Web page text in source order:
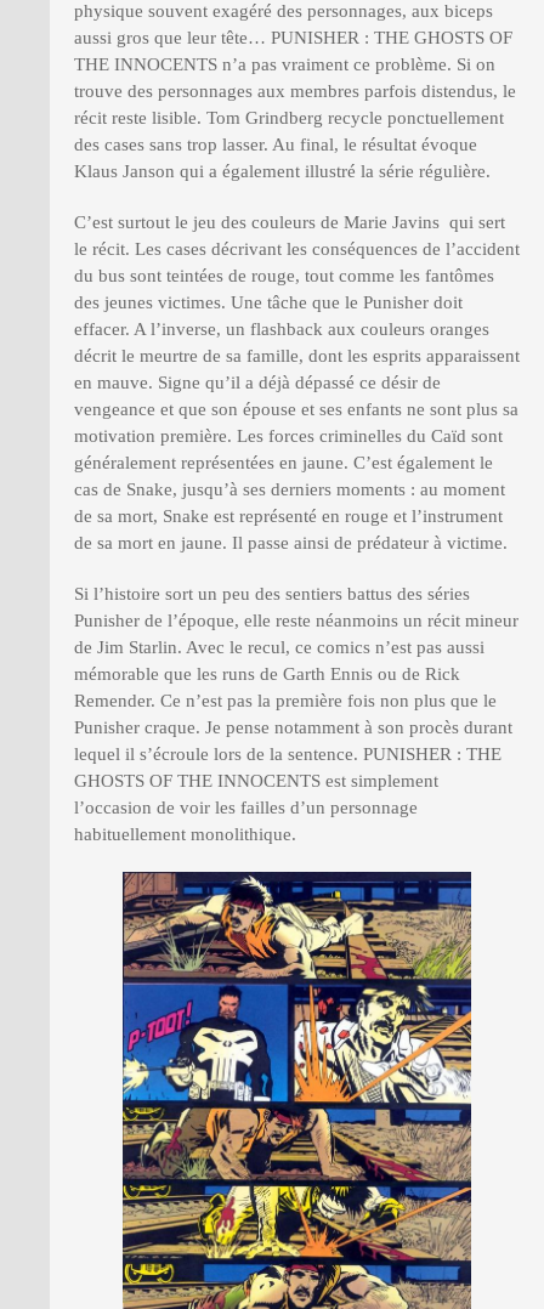
physique souvent exagéré des personnages, aux biceps
aussi gros que leur tête… PUNISHER : THE GHOSTS OF
THE INNOCENTS n’a pas vraiment ce problème. Si on
trouve des personnages aux membres parfois distendus, le
récit reste lisible. Tom Grindberg recycle ponctuellement
des cases sans trop lasser. Au final, le résultat évoque
Klaus Janson qui a également illustré la série régulière.
C’est surtout le jeu des couleurs de Marie Javins qui sert
le récit. Les cases décrivant les conséquences de l’accident
du bus sont teintées de rouge, tout comme les fantômes
des jeunes victimes. Une tâche que le Punisher doit
effacer. A l’inverse, un flashback aux couleurs oranges
décrit le meurtre de sa famille, dont les esprits apparaissent
en mauve. Signe qu’il a déjà dépassé ce désir de
vengeance et que son épouse et ses enfants ne sont plus sa
motivation première. Les forces criminelles du Caïd sont
généralement représentées en jaune. C’est également le
cas de Snake, jusqu’à ses derniers moments : au moment
de sa mort, Snake est représenté en rouge et l’instrument
de sa mort en jaune. Il passe ainsi de prédateur à victime.
Si l’histoire sort un peu des sentiers battus des séries
Punisher de l’époque, elle reste néanmoins un récit mineur
de Jim Starlin. Avec le recul, ce comics n’est pas aussi
mémorable que les runs de Garth Ennis ou de Rick
Remender. Ce n’est pas la première fois non plus que le
Punisher craque. Je pense notamment à son procès durant
lequel il s’écroule lors de la sentence. PUNISHER : THE
GHOSTS OF THE INNOCENTS est simplement
l’occasion de voir les failles d’un personnage
habituellement monolithique.